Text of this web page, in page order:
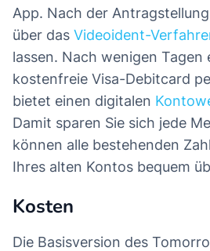
App. Nach der
über das Videoident-
lassen. Nach wenigen Tagen
kostenfreie Visa-Debitcard
bietet einen digitalen
Damit sparen Sie sich jede
können alle bestehenden
Ihres alten Kontos bequem
Kosten
Die Basisversion des